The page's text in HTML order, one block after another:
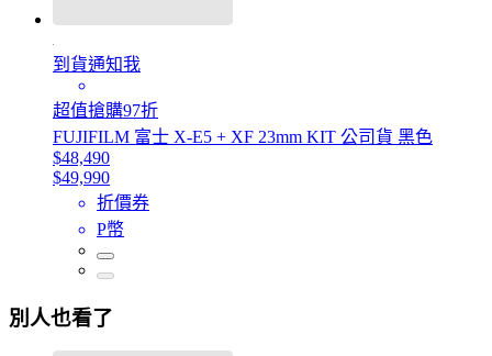
到貨通知我
超值搶購97折
FUJIFILM 富士 X-E5 + XF 23mm KIT 公司貨 黑色
$48,490
$49,990
折價券
P幣
別人也看了